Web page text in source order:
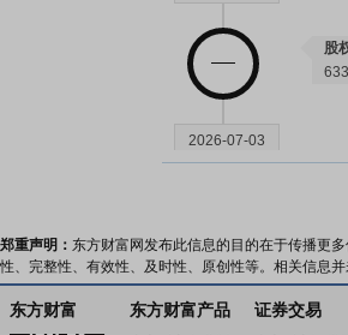
股
2026-07-03
郑重声明： 东方财富网发布此信息的目的在于传播更
性、完整性、有效性、及时性、原创性等。相关信息
东方财富 东方财富产品 证券交易